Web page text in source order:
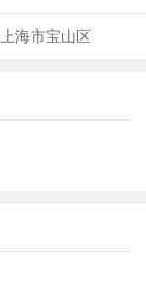
上海市宝山区